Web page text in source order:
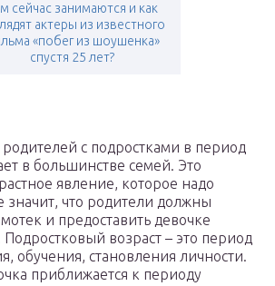
сейчас занимаются и как
актеры из известного
«побег из шоушенка»
спустя 25 лет?
с подростками в период
в большинстве семей. Это
явление, которое надо
значит, что родители должны
и предоставить девочке
возраст – это период
обучения, становления личности.
приближается к периоду